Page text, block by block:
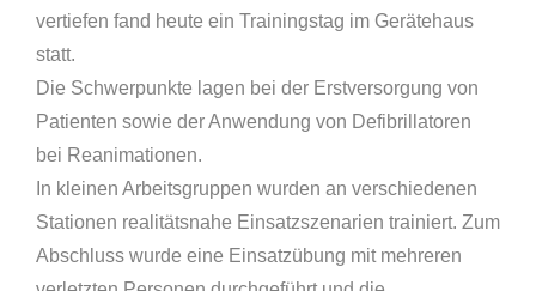
vertiefen fand heute ein Trainingstag im Gerätehaus
statt.
Die Schwerpunkte lagen bei der Erstversorgung von
Patienten sowie der Anwendung von Defibrillatoren
bei Reanimationen.
In kleinen Arbeitsgruppen wurden an verschiedenen
Stationen realitätsnahe Einsatzszenarien trainiert. Zum
Abschluss wurde eine Einsatzübung mit mehreren